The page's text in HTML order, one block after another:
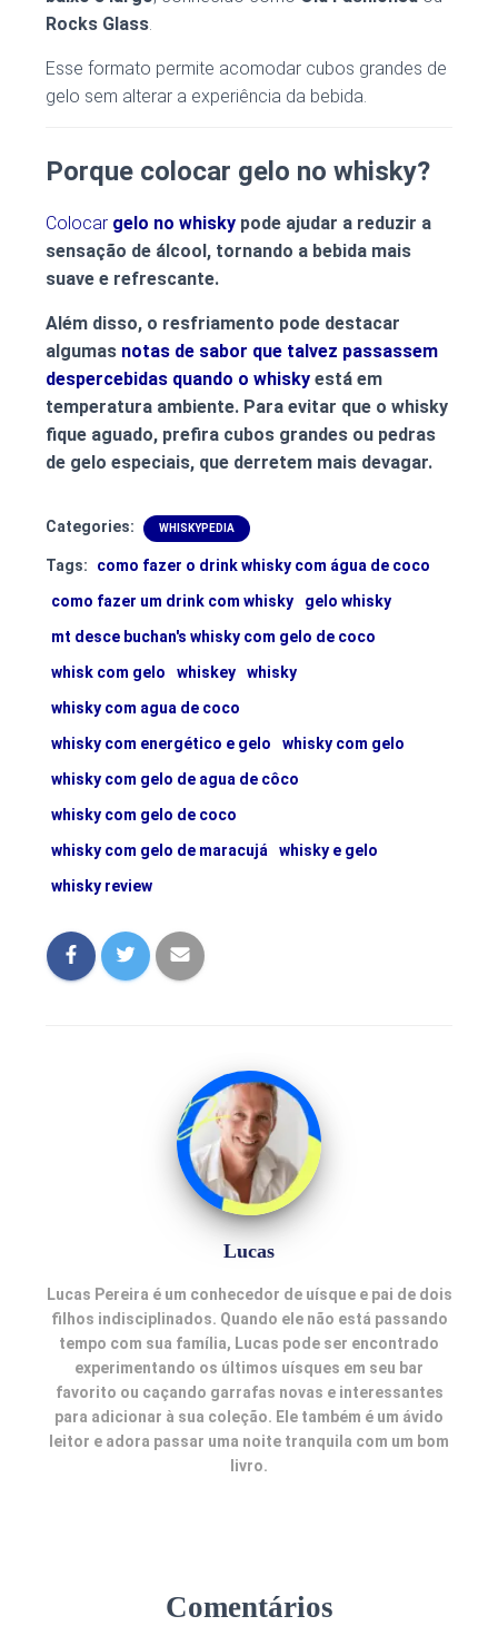
Rocks Glass.
Esse formato permite acomodar cubos grandes de
gelo sem alterar a experiência da bebida.
Porque colocar gelo no whisky?
Colocar gelo no whisky pode ajudar a reduzir a
sensação de álcool, tornando a bebida mais
suave e refrescante.
Além disso, o resfriamento pode destacar
algumas notas de sabor que talvez passassem
despercebidas quando o whisky está em
temperatura ambiente. Para evitar que o whisky
fique aguado, prefira cubos grandes ou pedras
de gelo especiais, que derretem mais devagar.
Categories: WHISKYPEDIA
Tags:
como fazer o drink whisky com água de coco
como fazer um drink com whisky
gelo whisky
mt desce buchan's whisky com gelo de coco
whisk com gelo
whiskey
whisky
whisky com agua de coco
whisky com energético e gelo
whisky com gelo
whisky com gelo de agua de côco
whisky com gelo de coco
whisky com gelo de maracujá
whisky e gelo
whisky review
Lucas
Lucas Pereira é um conhecedor de uísque e pai de dois
filhos indisciplinados. Quando ele não está passando
tempo com sua família, Lucas pode ser encontrado
experimentando os últimos uísques em seu bar
favorito ou caçando garrafas novas e interessantes
para adicionar à sua coleção. Ele também é um ávido
leitor e adora passar uma noite tranquila com um bom
livro.
Comentários